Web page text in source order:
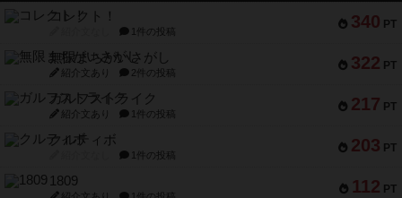
340 PT
コレクト！
1件の投稿
322 PT
無限まちがいさがし
紹介文あり 2件の投稿
217 PT
ガルフストライク
紹介文あり 1件の投稿
203 PT
クルティボ
1件の投稿
112 PT
1809